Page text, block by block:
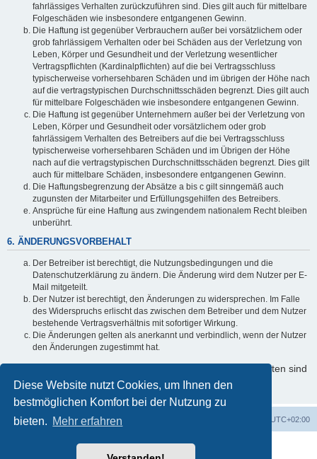
Diese Website nutzt Cookies, um Ihnen den
bestmöglichen Komfort bei der Nutzung zu
bieten. Mehr erfahren
fahrlässiges Verhalten zurückzuführen sind. Dies gilt auch für mittelbare
Folgeschäden wie insbesondere entgangenen Gewinn.
Die Haftung ist gegenüber Verbrauchern außer bei vorsätzlichem oder
grob fahrlässigem Verhalten oder bei Schäden aus der Verletzung von
Leben, Körper und Gesundheit und der Verletzung wesentlicher
Vertragspflichten (Kardinalpflichten) auf die bei Vertragsschluss
typischerweise vorhersehbaren Schäden und im übrigen der Höhe nach
auf die vertragstypischen Durchschnittsschäden begrenzt. Dies gilt auch
für mittelbare Folgeschäden wie insbesondere entgangenen Gewinn.
Die Haftung ist gegenüber Unternehmern außer bei der Verletzung von
Leben, Körper und Gesundheit oder vorsätzlichem oder grob
fahrlässigem Verhalten des Betreibers auf die bei Vertragsschluss
typischerweise vorhersehbaren Schäden und im Übrigen der Höhe
nach auf die vertragstypischen Durchschnittsschäden begrenzt. Dies gilt
auch für mittelbare Schäden, insbesondere entgangenen Gewinn.
Die Haftungsbegrenzung der Absätze a bis c gilt sinngemäß auch
zugunsten der Mitarbeiter und Erfüllungsgehilfen des Betreibers.
Ansprüche für eine Haftung aus zwingendem nationalem Recht bleiben
unberührt.
6. ÄNDERUNGSVORBEHALT
Der Betreiber ist berechtigt, die Nutzungsbedingungen und die
Datenschutzerklärung zu ändern. Die Änderung wird dem Nutzer per E-
Mail mitgeteilt.
Der Nutzer ist berechtigt, den Änderungen zu widersprechen. Im Falle
des Widerspruchs erlischt das zwischen dem Betreiber und dem Nutzer
bestehende Vertragsverhältnis mit sofortiger Wirkung.
Die Änderungen gelten als anerkannt und verbindlich, wenn der Nutzer
den Änderungen zugestimmt hat.
Informationen über den Umgang mit Ihren persönlichen Daten sind
in der Datenschutzerklärung enthalten.
Startseite Foren-Übersicht UTC+02:00
Powered byphpBB® Forum Software © phpBB Limited
Deutsche Übersetzung durch